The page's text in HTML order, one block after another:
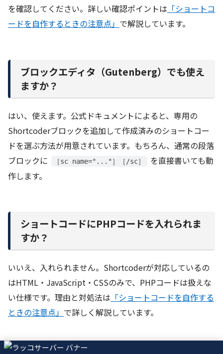
を確認してください。詳しい確認ポイントは 「ショートコ
ードを自作するときの注意点」 で解説しています。
ブロックエディタ（Gutenberg）でも使え
ますか？
はい、使えます。公式ドキュメントによると、専用の
Shortcoderブロックを追加して作成済みのショートコー
ドを選ぶ方法が用意されています。もちろん、通常の段落
ブロックに
［sc name="..."］［/sc］
を直接書いても動
作します。
ショートコードにPHPコードを入れられま
すか？
いいえ、入れられません。Shortcoderが対応しているの
はHTML・JavaScript・CSSのみで、PHPコードは扱えな
い仕様です。理由と対処法は 「ショートコードを自作する
ときの注意点」 で詳しく解説しています。